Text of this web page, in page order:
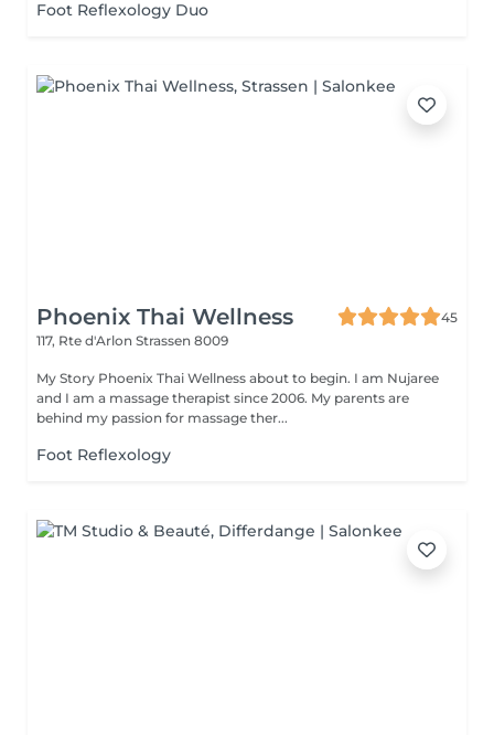
Foot Reflexology Duo
Phoenix Thai Wellness
45
117, Rte d'Arlon Strassen 8009
My Story Phoenix Thai Wellness about to begin. I am Nujaree
and I am a massage therapist since 2006. My parents are
behind my passion for massage ther...
Foot Reflexology